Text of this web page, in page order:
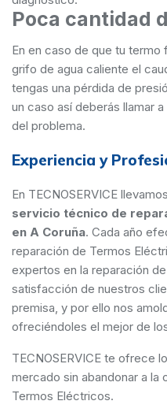
Poca cantidad
En en caso de que tu termo
grifo de agua caliente el
tengas una pérdida de
un caso así deberás llamar
del problema.
Experiencia y
En TECNOSERVICE
servicio técnico de
en A Coruña. Cada año
reparación de Termos
expertos en la reparación
satisfacción de nuestros
premisa, y por ello nos
ofreciéndoles el mejor de
TECNOSERVICE te ofrece
mercado sin abandonar a la
Termos Eléctricos.